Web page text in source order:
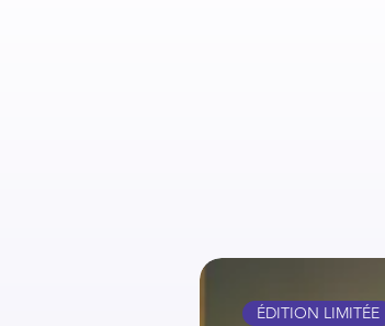
ÉDITION LIMITÉE